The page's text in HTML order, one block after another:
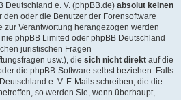
Deutschland e. V. (phpBB.de) absolut keinen
den oder die Benutzer der Forensoftware
zur Verantwortung herangezogen werden
phpBB Limited oder phpBB Deutschland
juristischen Fragen
usw.), die sich nicht direkt auf die
die phpBB-Software selbst beziehen. Falls
e. V. E-Mails schreiben, die die
so werden Sie, wenn überhaupt,